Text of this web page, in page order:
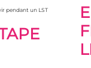
pendant un LST